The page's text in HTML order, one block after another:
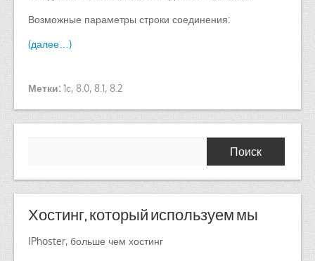
Возможные параметры строки соединения:
(далее…)
Метки: 1с, 8.0, 8.1, 8.2
Хостинг, который используем мы
IPhoster, больше чем хостинг